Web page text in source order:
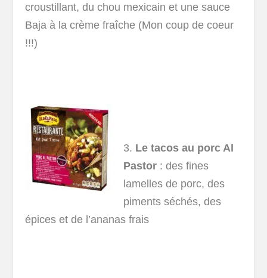
croustillant, du chou mexicain et une sauce
Baja à la crème fraîche (Mon coup de coeur
!!!)
3. Le tacos au porc Al
Pastor : des fines
lamelles de porc, des
piments séchés, des
épices et de l’ananas frais